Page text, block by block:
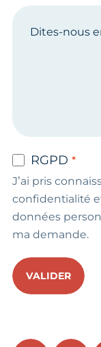
RGPD
J’ai pris
confidentialité
données
ma demande.
VALIDER